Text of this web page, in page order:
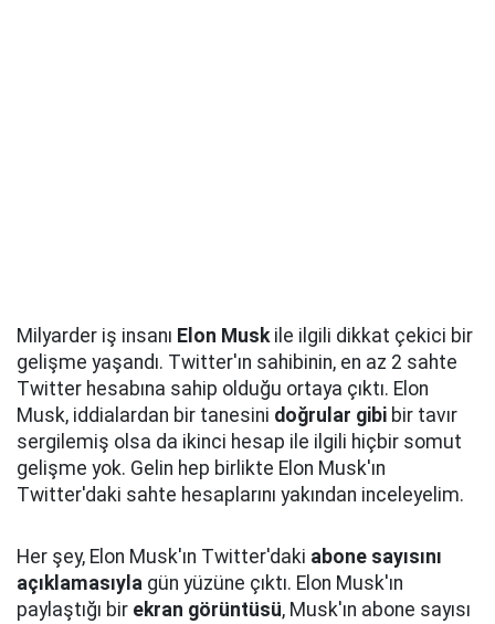
Milyarder iş insanı Elon Muskile ilgili dikkat çekici bir
gelişme yaşandı. Twitter'ın sahibinin, en az 2 sahte
Twitter hesabına sahip olduğu ortaya çıktı. Elon
Musk, iddialardan bir tanesini doğrular gibi bir tavır
sergilemiş olsa da ikinci hesap ile ilgili hiçbir somut
gelişme yok. Gelin hep birlikte Elon Musk'ın
Twitter'daki sahte hesaplarını yakından inceleyelim.
Her şey, Elon Musk'ın Twitter'daki abone sayısını
açıklamasıyla gün yüzüne çıktı. Elon Musk'ın
paylaştığı bir ekran görüntüsü, Musk'ın abone sayısı